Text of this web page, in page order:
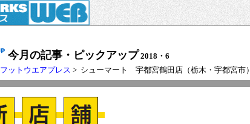
今月の記事・ピックアップ 2018・6
フットウエアプレス > シューマート 宇都宮鶴田店（栃木・宇都宮市）